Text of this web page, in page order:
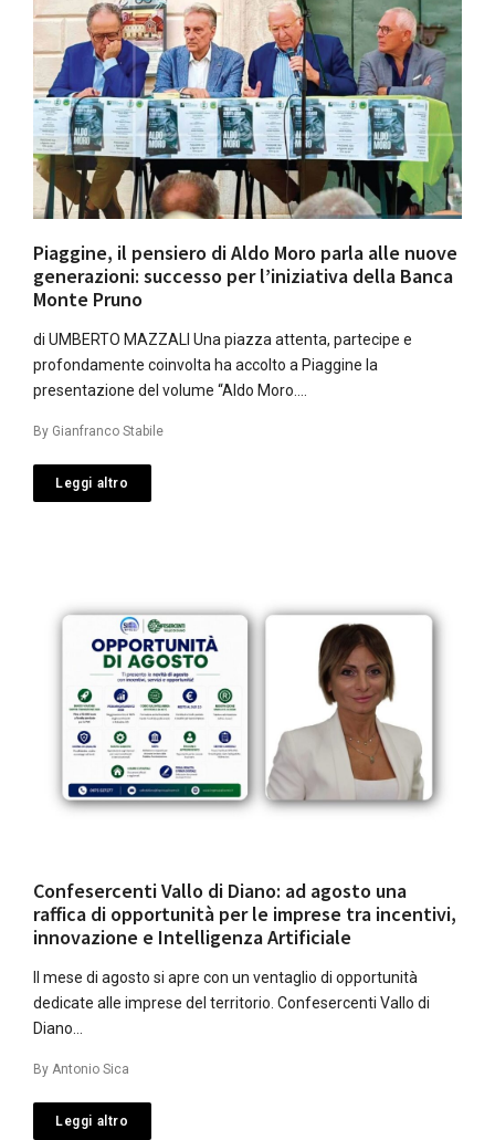
Piaggine, il pensiero di Aldo Moro parla alle nuove
generazioni: successo per l’iniziativa della Banca
Monte Pruno
di UMBERTO MAZZALI Una piazza attenta, partecipe e
profondamente coinvolta ha accolto a Piaggine la
presentazione del volume “Aldo Moro….
By Gianfranco Stabile
Leggi altro
Confesercenti Vallo di Diano: ad agosto una
raffica di opportunità per le imprese tra incentivi,
innovazione e Intelligenza Artificiale
Il mese di agosto si apre con un ventaglio di opportunità
dedicate alle imprese del territorio. Confesercenti Vallo di
Diano…
By Antonio Sica
Leggi altro